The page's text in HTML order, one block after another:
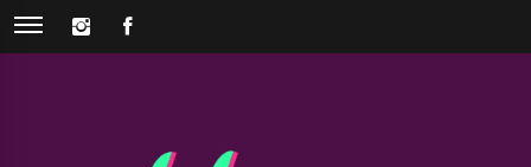
Skip
INSTAGRAM